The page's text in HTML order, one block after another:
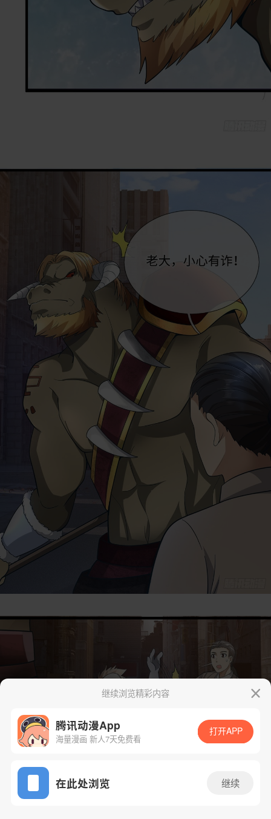
App免费看
继续浏览精彩内容
腾讯动漫App
海量漫画 新人7天免费看
打开APP
在此处浏览 继续